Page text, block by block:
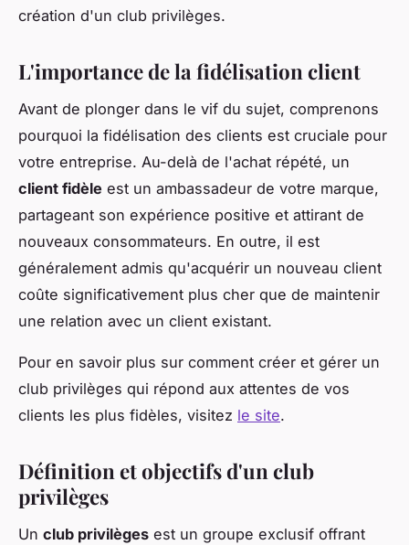
création d'un club privilèges.
L'importance de la fidélisation client
Avant de plonger dans le vif du sujet, comprenons
pourquoi la fidélisation des clients est cruciale pour
votre entreprise. Au-delà de l'achat répété, un
client fidèle est un ambassadeur de votre marque,
partageant son expérience positive et attirant de
nouveaux consommateurs. En outre, il est
généralement admis qu'acquérir un nouveau client
coûte significativement plus cher que de maintenir
une relation avec un client existant.
Pour en savoir plus sur comment créer et gérer un
club privilèges qui répond aux attentes de vos
clients les plus fidèles, visitez le site.
Définition et objectifs d'un club
privilèges
Un club privilèges est un groupe exclusif offrant